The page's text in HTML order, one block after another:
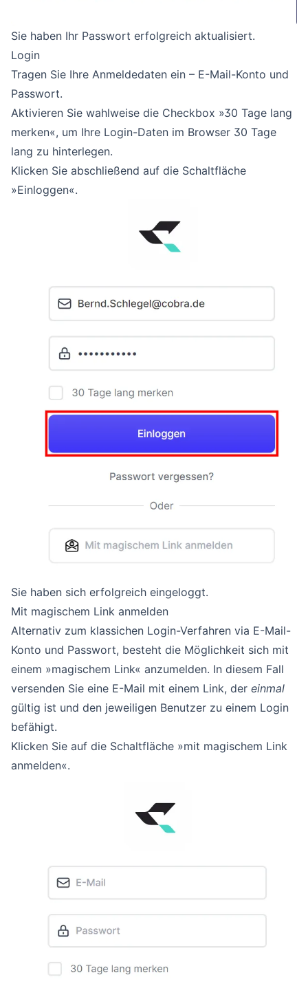
Sie haben Ihr Passwort erfolgreich aktualisiert.
Login
Tragen Sie Ihre Anmeldedaten ein – E-Mail-Konto und
Passwort.
Aktivieren Sie wahlweise die Checkbox »30 Tage lang
merken«, um Ihre Login-Daten im Browser 30 Tage
lang zu hinterlegen.
Klicken Sie abschließend auf die Schaltfläche
»Einloggen«.
Sie haben sich erfolgreich eingeloggt.
Mit magischem Link anmelden
Alternativ zum klassichen Login-Verfahren via E-Mail-
Konto und Passwort, besteht die Möglichkeit sich mit
einem »magischem Link« anzumelden. In diesem Fall
versenden Sie eine E-Mail mit einem Link, der einmal
gültig ist und den jeweiligen Benutzer zu einem Login
befähigt.
Klicken Sie auf die Schaltfläche »mit magischem Link
anmelden«.